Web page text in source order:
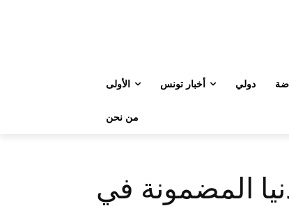
الأولى أخبار تونس دولي
من نحن
المضمونة في